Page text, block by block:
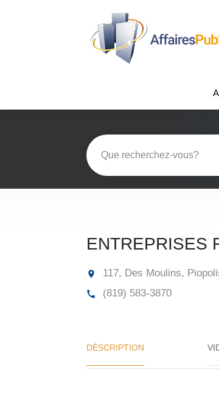
ENTREPRISES
117, Des Moulins,
(819) 583-3870
DÉSCRIPTION